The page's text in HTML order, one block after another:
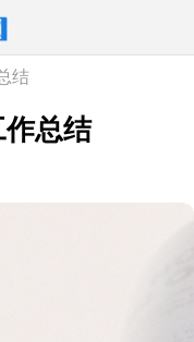
结
总结